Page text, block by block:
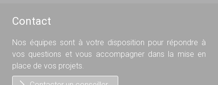
Contact
Nos équipes sont à votre disposition pour répondre à
vos questions et vous accompagner dans la mise en
place de vos projets.